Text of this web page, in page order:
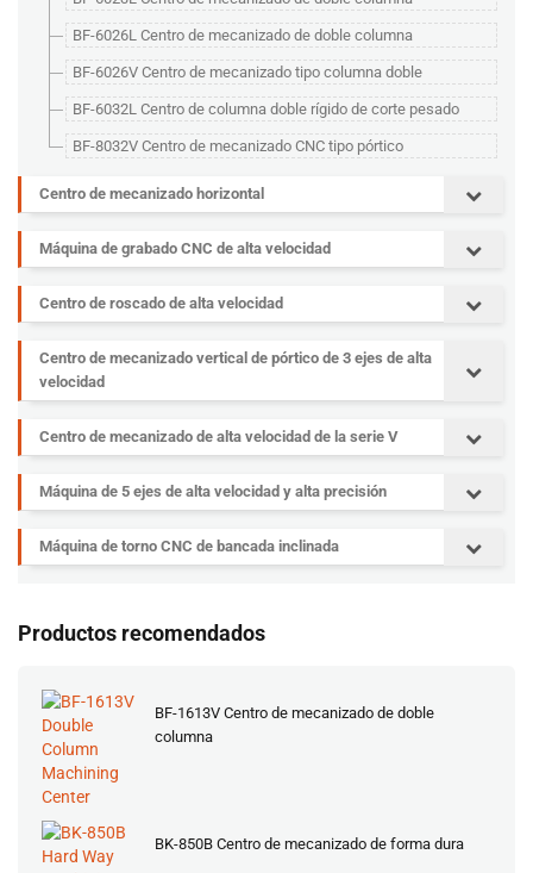
BF-6026L Centro de mecanizado de doble columna
BF-6026V Centro de mecanizado tipo columna doble
BF-6032L Centro de columna doble rígido de corte pesado
BF-8032V Centro de mecanizado CNC tipo pórtico
Centro de mecanizado horizontal
Máquina de grabado CNC de alta velocidad
Centro de roscado de alta velocidad
Centro de mecanizado vertical de pórtico de 3 ejes de alta
velocidad
Centro de mecanizado de alta velocidad de la serie V
Máquina de 5 ejes de alta velocidad y alta precisión
Máquina de torno CNC de bancada inclinada
Productos recomendados
BF-1613V Centro de mecanizado de doble
columna
BK-850B Centro de mecanizado de forma dura